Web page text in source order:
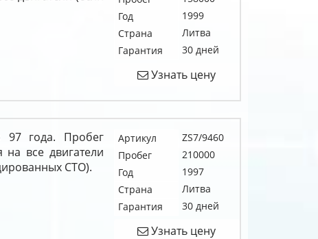
Год
1999
Страна
Литва
Гарантия
30 дней
Узнать цену
97 года. Пробег
на все двигатели
СТО).
Артикул
ZS7/9460
Пробег
210000
Год
1997
Страна
Литва
Гарантия
30 дней
Узнать цену